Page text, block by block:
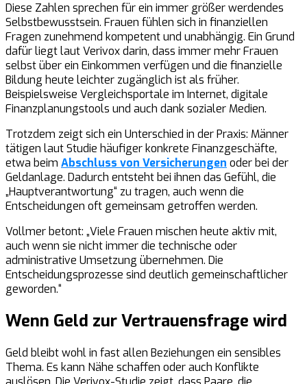
Diese Zahlen sprechen für ein immer größer werdendes
Selbstbewusstsein. Frauen fühlen sich in finanziellen
Fragen zunehmend kompetent und unabhängig. Ein Grund
dafür liegt laut Verivox darin, dass immer mehr Frauen
selbst über ein Einkommen verfügen und die finanzielle
Bildung heute leichter zugänglich ist als früher.
Beispielsweise Vergleichsportale im Internet, digitale
Finanzplanungstools und auch dank sozialer Medien.
Trotzdem zeigt sich ein Unterschied in der Praxis: Männer
tätigen laut Studie häufiger konkrete Finanzgeschäfte,
etwa beim Abschluss von Versicherungen oder bei der
Geldanlage. Dadurch entsteht bei ihnen das Gefühl, die
„Hauptverantwortung“ zu tragen, auch wenn die
Entscheidungen oft gemeinsam getroffen werden.
Vollmer betont: „Viele Frauen mischen heute aktiv mit,
auch wenn sie nicht immer die technische oder
administrative Umsetzung übernehmen. Die
Entscheidungsprozesse sind deutlich gemeinschaftlicher
geworden.“
Wenn Geld zur Vertrauensfrage wird
Geld bleibt wohl in fast allen Beziehungen ein sensibles
Thema. Es kann Nähe schaffen oder auch Konflikte